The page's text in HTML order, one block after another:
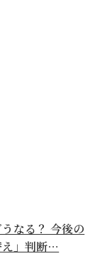
なる？ 今後の
え」判断…